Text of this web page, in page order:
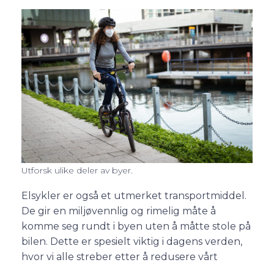
Utforsk ulike deler av byer.
Elsykler er også et utmerket transportmiddel.
De gir en miljøvennlig og rimelig måte å
komme seg rundt i byen uten å måtte stole på
bilen. Dette er spesielt viktig i dagens verden,
hvor vi alle streber etter å redusere vårt